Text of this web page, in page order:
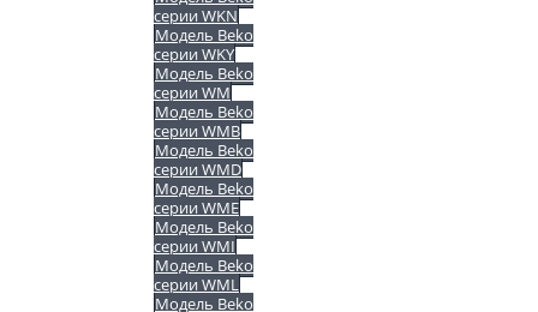
серии WKN
Модель Beko
серии WKY
Модель Beko
серии WM
Модель Beko
серии WMB
Модель Beko
серии WMD
Модель Beko
серии WME
Модель Beko
серии WMI
Модель Beko
серии WML
Модель Beko